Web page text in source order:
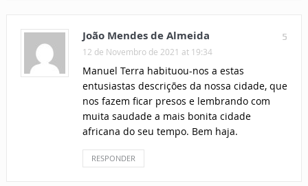
5
João Mendes de Almeida
12 de Novembro de 2021 at 19:34
Manuel Terra habituou-nos a estas
entusiastas descrições da nossa cidade, que
nos fazem ficar presos e lembrando com
muita saudade a mais bonita cidade
africana do seu tempo. Bem haja.
RESPONDER